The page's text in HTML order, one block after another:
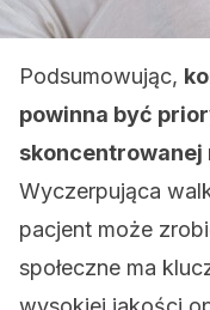
Podsumowując,
powinna być
skoncentrowanej
Wyczerpująca
pacjent może
społeczne ma